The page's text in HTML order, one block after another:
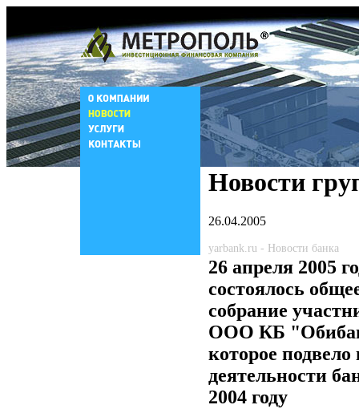
Новости
26.04.2005
yarbank.ru - Новости банка
26 апреля 2005
состоялось
собрание
ООО КБ
которое подвело
деятельности
2004 году